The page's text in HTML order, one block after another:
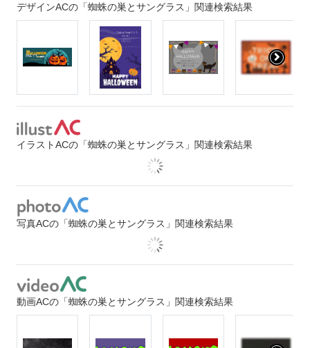
デザインACの「蜘蛛の巣とサングラス」関連検索結果
イラストACの「蜘蛛の巣とサングラス」関連検索結果
写真ACの「蜘蛛の巣とサングラス」関連検索結果
動画ACの「蜘蛛の巣とサングラス」関連検索結果